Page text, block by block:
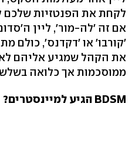
לקחת את הפנטזיות שלכם
אם זה 'לה-מור', ליין
'קורבו' או 'דקדנס', כולם
את הקהל שמגיע אליהם
ממוסכמות אך כלואה
BDSM הגיע למיינסטרים?